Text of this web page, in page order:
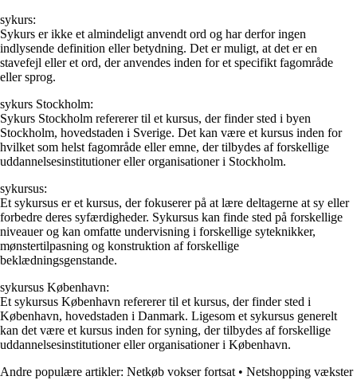
sykurs:
Sykurs er ikke et almindeligt anvendt ord og har derfor ingen
indlysende definition eller betydning. Det er muligt, at det er en
stavefejl eller et ord, der anvendes inden for et specifikt fagområde
eller sprog.
sykurs Stockholm:
Sykurs Stockholm refererer til et kursus, der finder sted i byen
Stockholm, hovedstaden i Sverige. Det kan være et kursus inden for
hvilket som helst fagområde eller emne, der tilbydes af forskellige
uddannelsesinstitutioner eller organisationer i Stockholm.
sykursus:
Et sykursus er et kursus, der fokuserer på at lære deltagerne at sy eller
forbedre deres syfærdigheder. Sykursus kan finde sted på forskellige
niveauer og kan omfatte undervisning i forskellige syteknikker,
mønstertilpasning og konstruktion af forskellige
beklædningsgenstande.
sykursus København:
Et sykursus København refererer til et kursus, der finder sted i
København, hovedstaden i Danmark. Ligesom et sykursus generelt
kan det være et kursus inden for syning, der tilbydes af forskellige
uddannelsesinstitutioner eller organisationer i København.
Andre populære artikler: Netkøb vokser fortsat • Netshopping vækster